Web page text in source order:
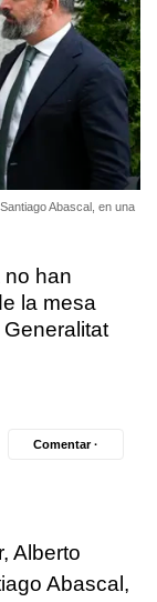
Abascal, en una
no han
la mesa
Comentar ·
Alberto
Abascal,